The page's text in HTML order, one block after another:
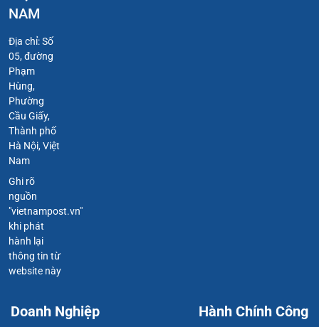
NAM
Địa chỉ: Số
05, đường
Phạm
Hùng,
Phường
Cầu Giấy,
Thành phố
Hà Nội, Việt
Nam
Ghi rõ
nguồn
"vietnampost.vn"
khi phát
hành lại
thông tin từ
website này
Doanh Nghiệp Hành Chính Công